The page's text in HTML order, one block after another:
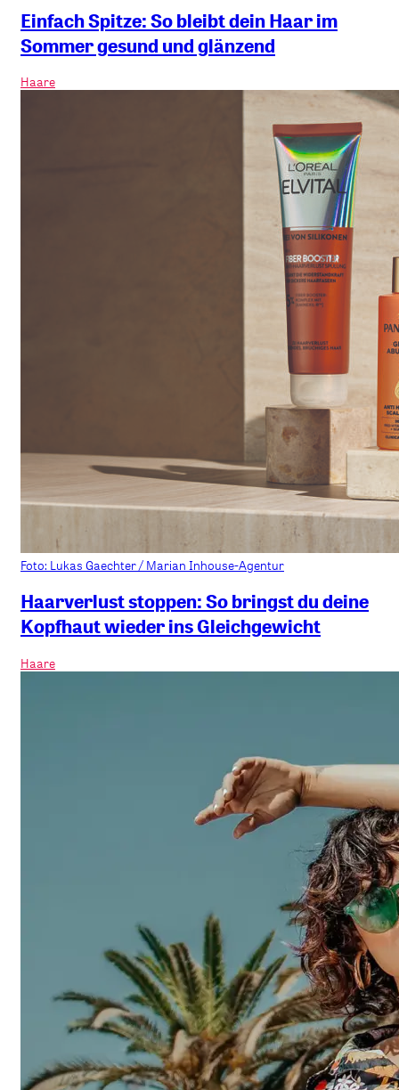
Einfach Spitze: So bleibt dein Haar im
Sommer gesund und glänzend
Haare
Foto: Lukas Gaechter / Marian Inhouse-Agentur
Haarverlust stoppen: So bringst du deine
Kopfhaut wieder ins Gleichgewicht
Haare